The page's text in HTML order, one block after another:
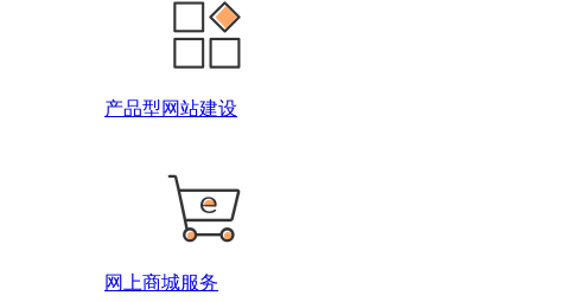
产品型网站建设
网上商城服务